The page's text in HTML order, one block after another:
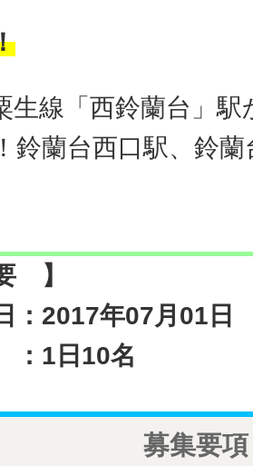
生線「西鈴蘭台」
鈴蘭台西口駅、鈴
】
：2017年07月01日
1日10名
募集要項